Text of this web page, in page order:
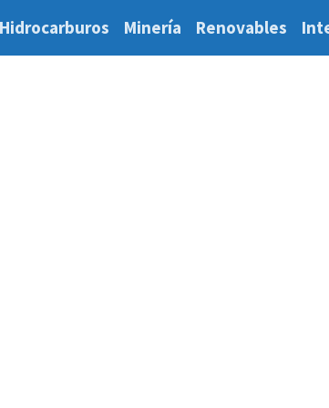
Hidrocarburos Minería Renovables